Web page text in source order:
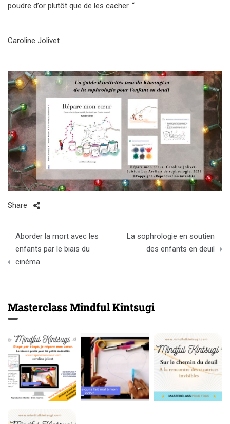
poudre d’or plutôt que de les cacher. “
Caroline Jolivet
Share
Post
navigation
Aborder la mort avec les
enfants par le biais du
cinéma
La sophrologie en soutien
des enfants en deuil
Masterclass Mindful Kintsugi